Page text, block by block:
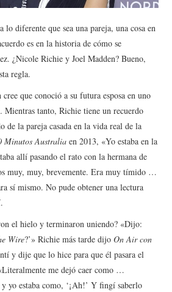
diferente que sea una pareja, una cosa en
es en la historia de cómo se
¿Nicole Richie y Joel Madden? Bueno,
regla.
cree que conoció a su futura esposa en uno
Mientras tanto, Richie tiene un recuerdo
la pareja casada en la vida real de la
Minutos Australia en 2013, «Yo estaba en la
allí pasando el rato con la hermana de
muy, muy, brevemente. Era muy tímido …
sí mismo. No pude obtener una lectura
el hielo y terminaron uniendo? «Dijo:
Wire?’» Richie más tarde dijoOn Air con
y dije que lo hice para que él pasara el
me dejó caer como …
yo estaba como, ‘¡Ah!’ Y fingí saberlo